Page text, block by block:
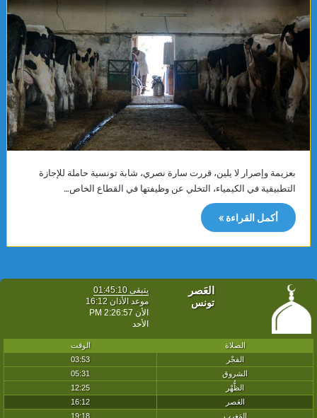
بعزيمة وإصرار لا يلين، قررت سارة نصري، شابة تونسية حاملة للإجازة
التطبيقية في الكيمياء، التخلي عن وظيفتها في القطاع الخاص…
أكمل القراءة »